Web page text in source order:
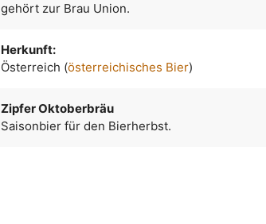
gehört zur Brau Union.
Herkunft:
Österreich (österreichisches Bier)
Zipfer Oktoberbräu
Saisonbier für den Bierherbst.